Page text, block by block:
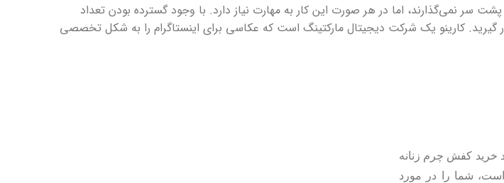
سر نمی‌گذارند، اما در هر صورت این کار به مهارت نیاز دارد. با وجود گسترده‌ بودن تعداد
گیرید. کارینو یک شرکت دیجیتال مارکتینگ است که عکاسی برای اینستاگرام را به شکل تخصصی
خرید کفش چرم زنانه
شما را در مورد